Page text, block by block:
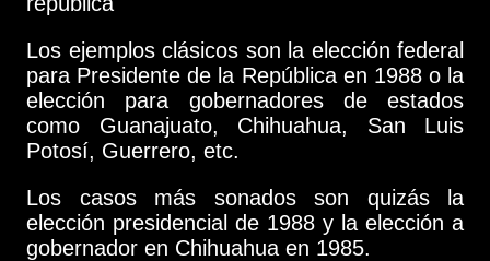
Los ejemplos clásicos son la elección federal
para Presidente de la República en 1988 o la
elección para gobernadores de estados
como Guanajuato, Chihuahua, San Luis
Potosí, Guerrero, etc.
Los casos más sonados son quizás la
elección presidencial de 1988 y la elección a
gobernador en Chihuahua en 1985.